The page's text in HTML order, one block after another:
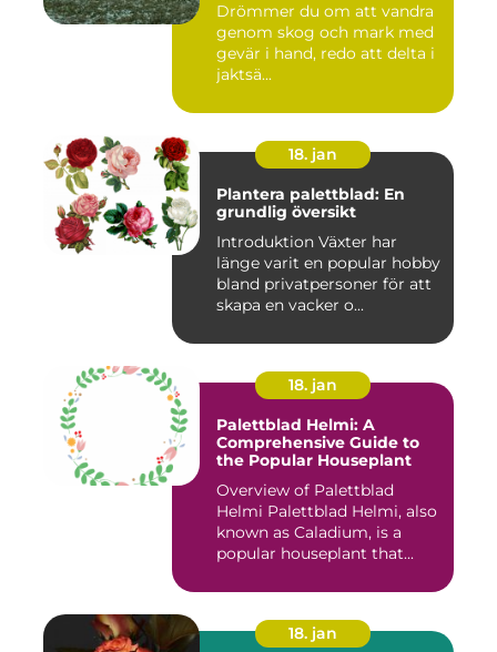
Drömmer du om att vandra
genom skog och mark med
gevär i hand, redo att delta i
jaktsä...
18. jan
Plantera palettblad: En
grundlig översikt
Introduktion Växter har
länge varit en popular hobby
bland privatpersoner för att
skapa en vacker o...
18. jan
Palettblad Helmi: A
Comprehensive Guide to
the Popular Houseplant
Overview of Palettblad
Helmi Palettblad Helmi, also
known as Caladium, is a
popular houseplant that...
18. jan